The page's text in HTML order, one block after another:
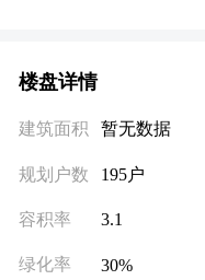
楼盘详情
建筑面积 暂无数据
规划户数 195户
容积率 3.1
绿化率 30%